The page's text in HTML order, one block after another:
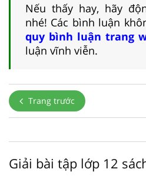
Nếu thấy hay, hãy
nhé! Các bình luận
quy bình luận trang
luận vĩnh viễn.
Trang trước
Giải bài tập lớp 12